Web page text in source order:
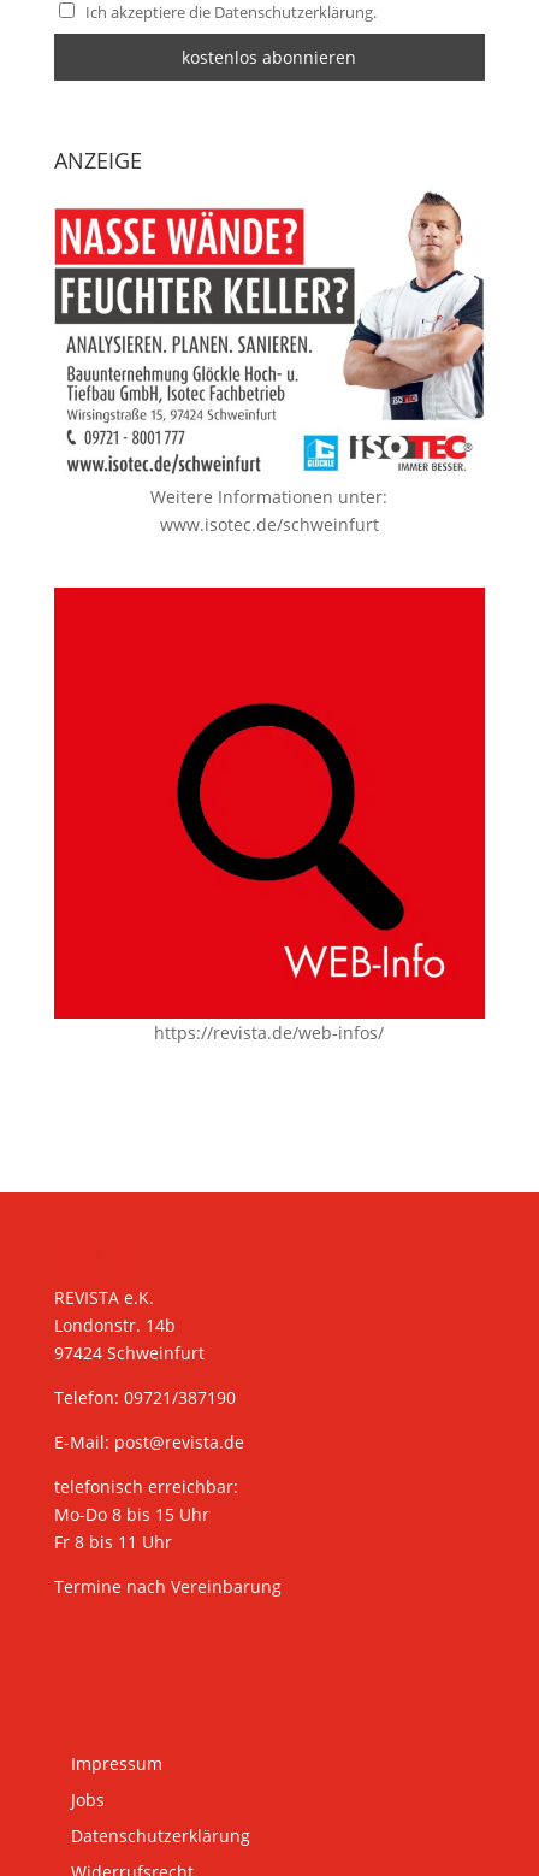
Ich akzeptiere die Datenschutzerklärung.
ANZEIGE
Weitere Informationen unter:
www.isotec.de/schweinfurt
https://revista.de/web-infos/
REVISTA e.K.
Londonstr. 14b
97424 Schweinfurt
Telefon: 09721/387190
E-Mail: post@revista.de
telefonisch erreichbar:
Mo-Do 8 bis 15 Uhr
Fr 8 bis 11 Uhr
Termine nach Vereinbarung
Impressum
Jobs
Datenschutzerklärung
Widerrufsrecht